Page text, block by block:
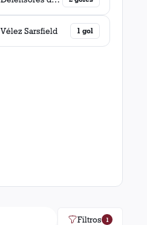
Vélez Sarsfield 1 gol
Filtros 1